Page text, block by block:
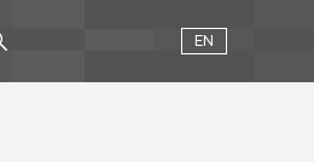
EN